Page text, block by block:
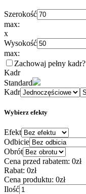
Szerokość
max:
x
Wysokość
max:
Zachowaj pełny kadr?
Kadr
Standard
Kadr
Wybierz efekty
Efekt
Odbicie
Obrót
Cena przed rabatem: 0zł
Rabat: 0zł
Cena produktu: 0zł
Ilość